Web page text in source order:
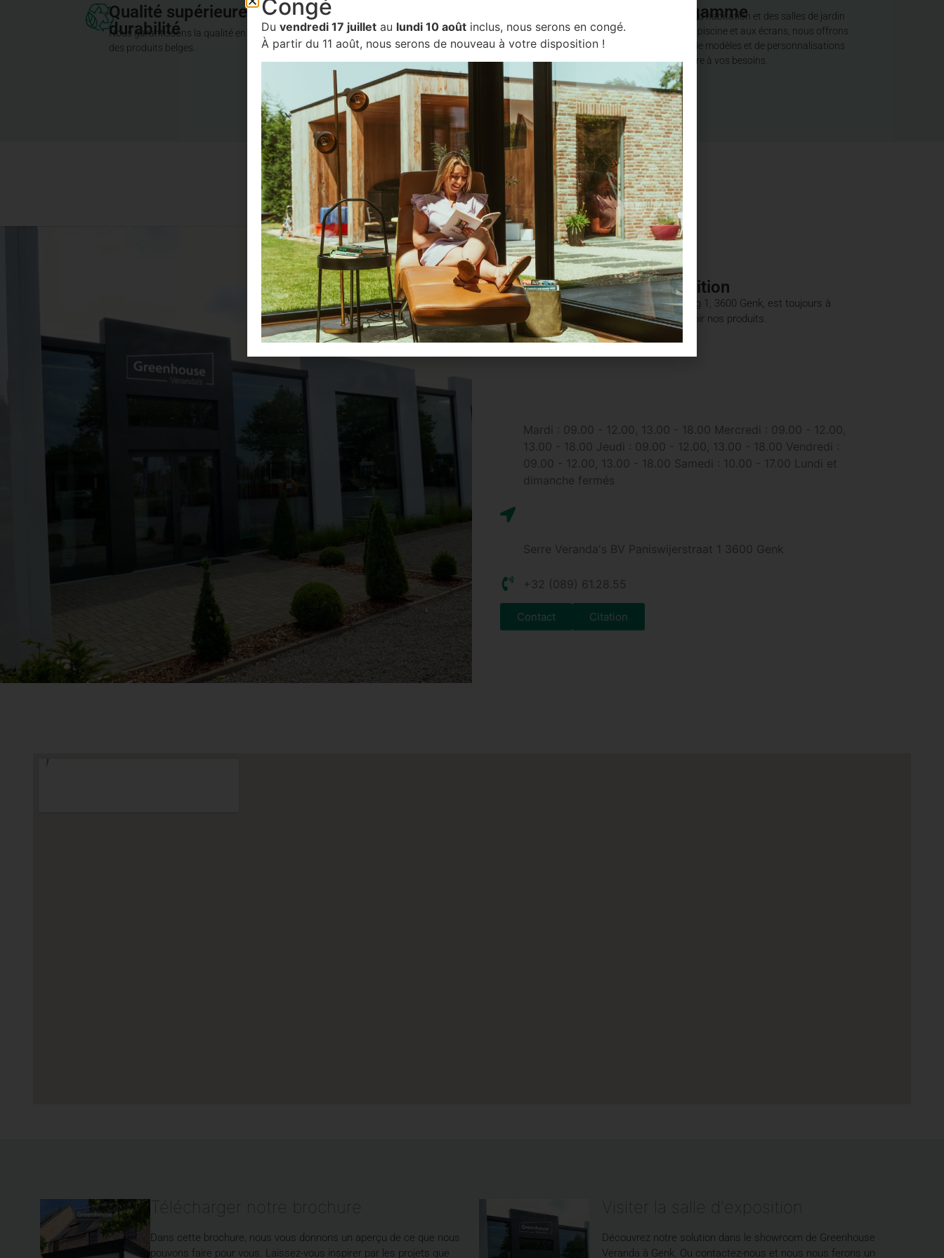
Qualité supérieure et
durabilité
Nous garantissons la qualité en travaillant avec
des produits belges.
construction sont réalisés en interne.
Large gamme
Des porches d’habitation et des salles de jardin
aux abris de piscine et aux écrans, nous offrons
une variété de modèles et de personnalisations
pour répondre à vos besoins.
Visitez notre salle d'exposition
Notre salle d’exposition, située à Westerring 1, 3600 Genk, est toujours à
votre disposition pour vous permettre de voir nos produits.
Mardi : 09.00 - 12.00, 13.00 - 18.00 Mercredi : 09.00 - 12.00,
13.00 - 18.00 Jeudi : 09.00 - 12.00, 13.00 - 18.00 Vendredi :
09.00 - 12.00, 13.00 - 18.00 Samedi : 10.00 - 17.00 Lundi et
dimanche fermés
Serre Veranda's BV Paniswijerstraat 1 3600 Genk
+32 (089) 61.28.55
Contact Citation
Télécharger notre brochure
Dans cette brochure, nous vous donnons un aperçu de ce que nous
pouvons faire pour vous. Laissez-vous inspirer par les projets que
Visiter la salle d'exposition
Découvrez notre solution dans le showroom de Greenhouse
Veranda à Genk. Ou contactez-nous et nous nous ferons un
Congé
Du vendredi 17 juillet au lundi 10 août inclus, nous serons en congé.
À partir du 11 août, nous serons de nouveau à votre disposition !